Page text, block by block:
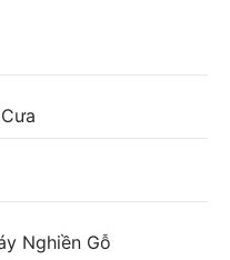
Nghiền Gỗ